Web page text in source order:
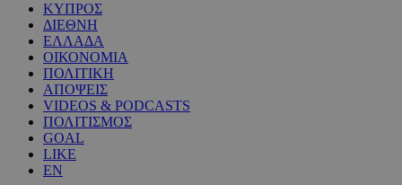
ΚΥΠΡΟΣ
ΔΙΕΘΝΗ
ΕΛΛΑΔΑ
ΟΙΚΟΝΟΜΙΑ
ΠΟΛΙΤΙΚΗ
ΑΠΟΨΕΙΣ
VIDEOS & PODCASTS
ΠΟΛΙΤΙΣΜΟΣ
GOAL
LIKE
EN